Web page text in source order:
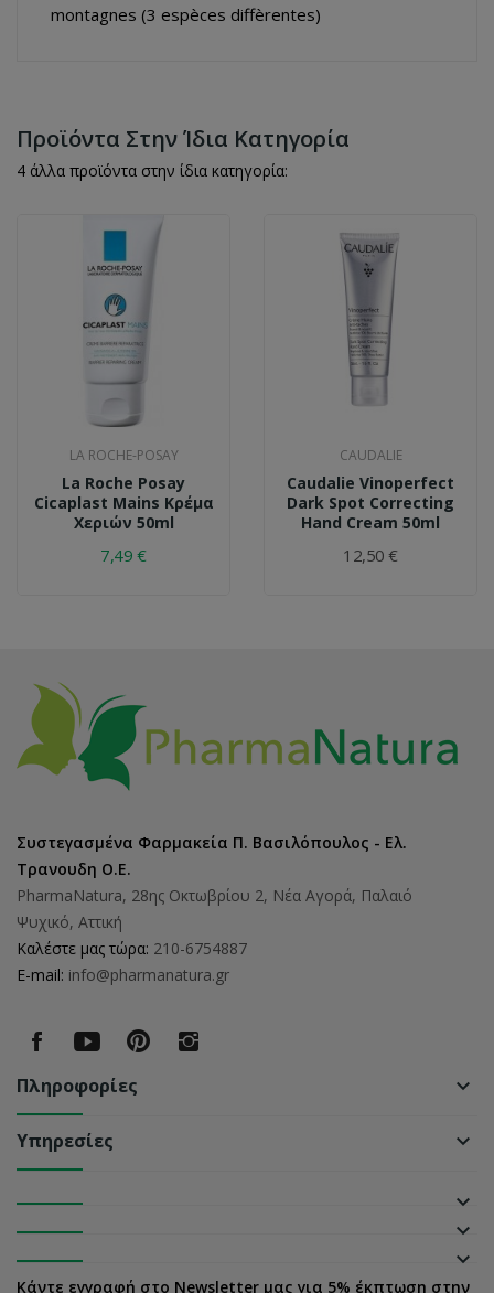
montagnes (3 espèces diffèrentes)
Προϊόντα Στην Ίδια Κατηγορία
4 άλλα προϊόντα στην ίδια κατηγορία:
LA ROCHE-POSAY
La Roche Posay
Cicaplast Mains Κρέμα
Χεριών 50ml
7,49 €
CAUDALIE
Caudalie Vinoperfect
Dark Spot Correcting
Hand Cream 50ml
12,50 €
Συστεγασμένα Φαρμακεία Π. Βασιλόπουλος - Ελ.
Τρανουδη Ο.Ε.
PharmaNatura, 28ης Οκτωβρίου 2, Νέα Αγορά, Παλαιό
Ψυχικό, Αττική
Καλέστε μας τώρα: 210-6754887
E-mail: info@pharmanatura.gr
Πληροφορίες keyboard_arrow_down
Υπηρεσίες keyboard_arrow_down
keyboard_arrow_down
keyboard_arrow_down
keyboard_arrow_down
Κάντε εγγραφή στο Newsletter μας για 5% έκπτωση στην